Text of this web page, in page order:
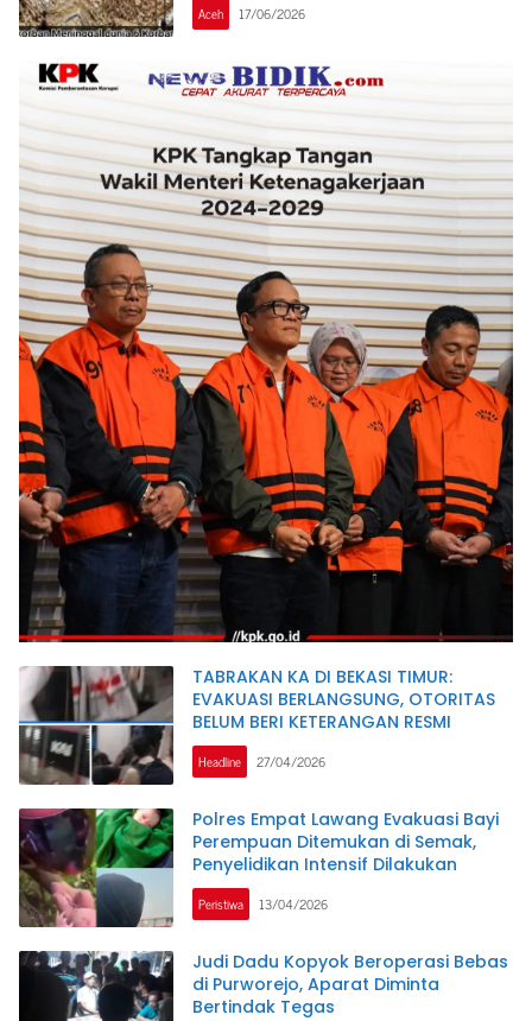
Aceh 17/06/2026
TABRAKAN KA DI BEKASI TIMUR:
EVAKUASI BERLANGSUNG, OTORITAS
BELUM BERI KETERANGAN RESMI
Headline 27/04/2026
Polres Empat Lawang Evakuasi Bayi
Perempuan Ditemukan di Semak,
Penyelidikan Intensif Dilakukan
Peristiwa 13/04/2026
Judi Dadu Kopyok Beroperasi Bebas
di Purworejo, Aparat Diminta
Bertindak Tegas